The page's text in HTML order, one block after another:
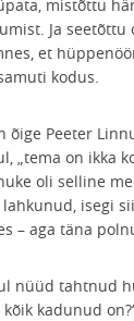
mistõttu
Ja seetõttu
et
kodus.
õige Peeter
„tema on ikka
oli selline
isegi
– aga täna
nüüd tahtnud
kadunud